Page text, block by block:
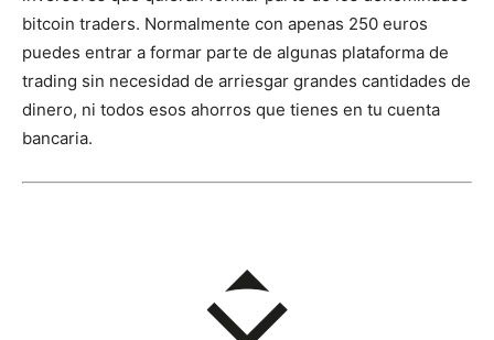
bitcoin traders. Normalmente con apenas 250 euros
puedes entrar a formar parte de algunas plataforma de
trading sin necesidad de arriesgar grandes cantidades de
dinero, ni todos esos ahorros que tienes en tu cuenta
bancaria.